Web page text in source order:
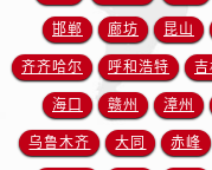
邯郸 廊坊 昆山
齐齐哈尔 呼和浩特 吉
海口 赣州 漳州
乌鲁木齐 大同 赤峰